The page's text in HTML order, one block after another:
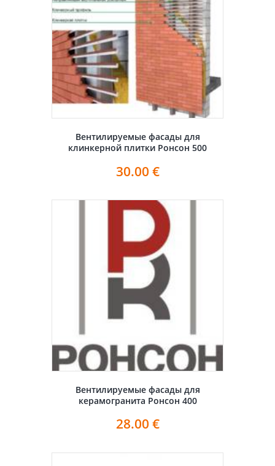
Вентилируемые фасады для
клинкерной плитки Ронсон 500
30.00 €
Вентилируемые фасады для
керамогранита Ронсон 400
28.00 €